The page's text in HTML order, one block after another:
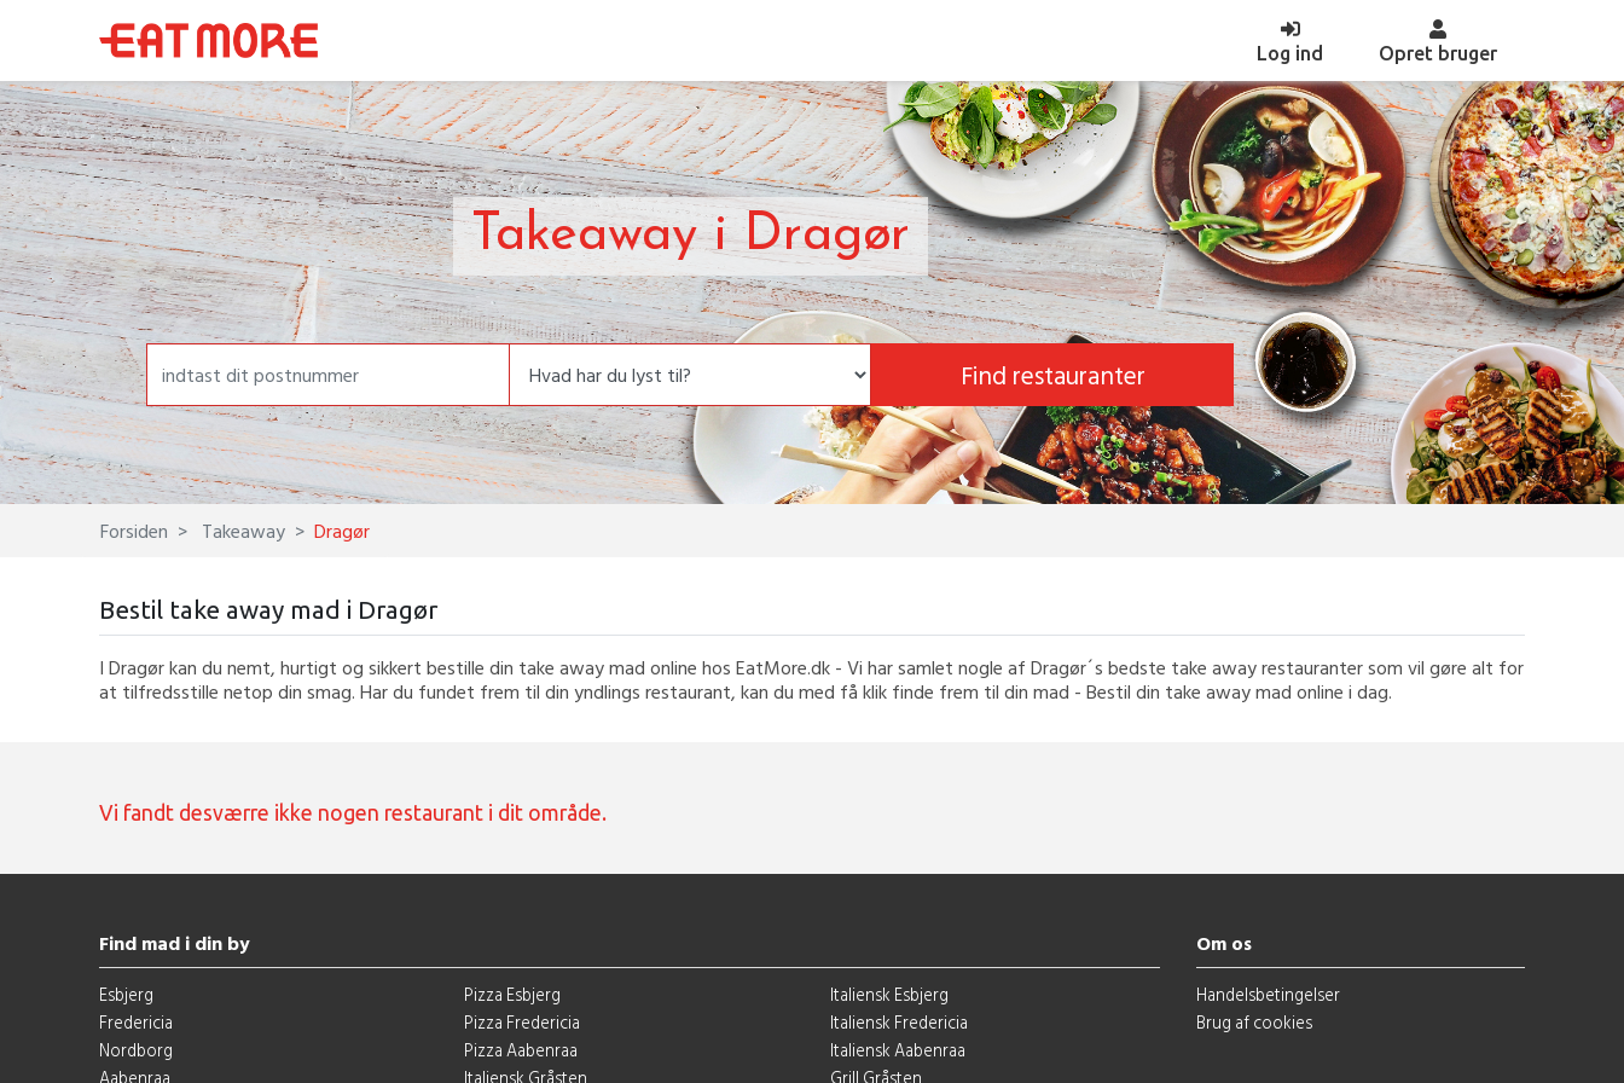
Log ind (current)Opret bruger
Takeaway i Dragør
Find restauranter
Forsiden Takeaway Dragør
Bestil take away mad i Dragør
I Dragør kan du nemt, hurtigt og sikkert bestille din take away mad online hos EatMore.dk - Vi har samlet nogle af Dragør´s bedste take away restauranter som vil gøre alt for
at tilfredsstille netop din smag. Har du fundet frem til din yndlings restaurant, kan du med få klik finde frem til din mad - Bestil din take away mad online i dag.
Vi fandt desværre ikke nogen restaurant i dit område.
Find mad i din by
Esbjerg
Fredericia
Nordborg
Aabenraa
Pizza Esbjerg
Pizza Fredericia
Pizza Aabenraa
Italiensk Gråsten
Italiensk Esbjerg
Italiensk Fredericia
Italiensk Aabenraa
Grill Gråsten
Om os
Handelsbetingelser
Brug af cookies